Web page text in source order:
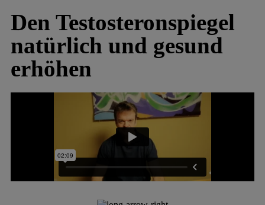
Den Testosteronspiegel
natürlich und gesund
erhöhen